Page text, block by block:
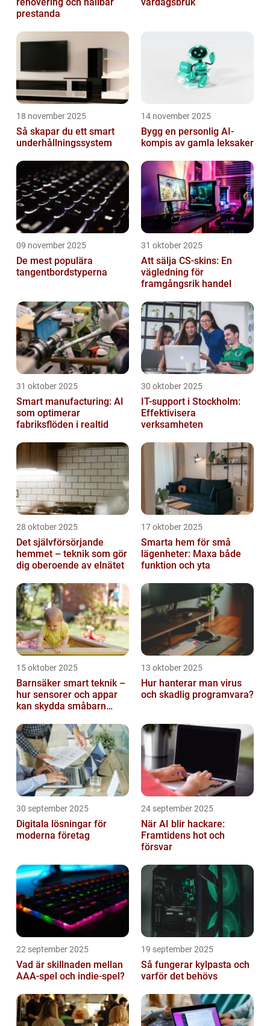
prestanda
18 november 2025
Så skapar du ett smart
underhållningssystem
14 november 2025
Bygg en personlig AI-
kompis av gamla leksaker
09 november 2025
De mest populära
tangentbordstyperna
31 oktober 2025
Att sälja CS-skins: En
vägledning för
framgångsrik handel
31 oktober 2025
Smart manufacturing: AI
som optimerar
fabriksflöden i realtid
30 oktober 2025
IT-support i Stockholm:
Effektivisera
verksamheten
28 oktober 2025
Det självförsörjande
hemmet – teknik som gör
dig oberoende av elnätet
17 oktober 2025
Smarta hem för små
lägenheter: Maxa både
funktion och yta
15 oktober 2025
Barnsäker smart teknik –
hur sensorer och appar
kan skydda småbarn
13 oktober 2025
Hur hanterar man virus
och skadlig programvara?
30 september 2025
Digitala lösningar för
moderna företag
24 september 2025
När AI blir hackare:
Framtidens hot och
försvar
22 september 2025
Vad är skillnaden mellan
AAA-spel och indie-spel?
19 september 2025
Så fungerar kylpasta och
varför det behövs